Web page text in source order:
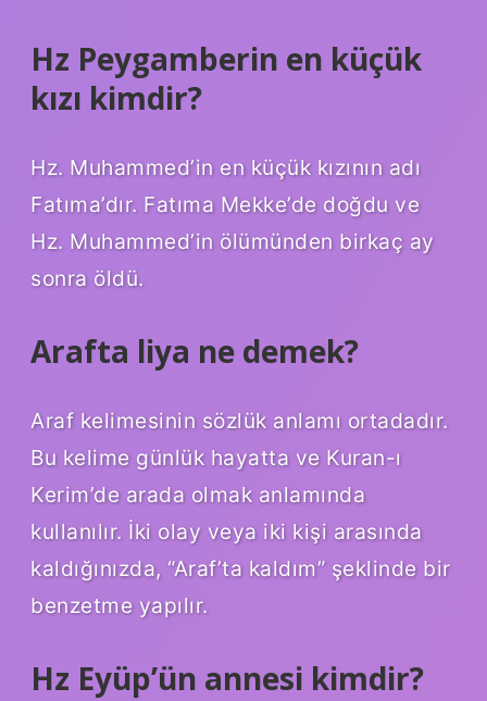
Hz Peygamberin en küçük
kızı kimdir?
Hz. Muhammed’in en küçük kızının adı
Fatıma’dır. Fatıma Mekke’de doğdu ve
Hz. Muhammed’in ölümünden birkaç ay
sonra öldü.
Arafta liya ne demek?
Araf kelimesinin sözlük anlamı ortadadır.
Bu kelime günlük hayatta ve Kuran-ı
Kerim’de arada olmak anlamında
kullanılır. İki olay veya iki kişi arasında
kaldığınızda, “Araf’ta kaldım” şeklinde bir
benzetme yapılır.
Hz Eyüp’ün annesi kimdir?